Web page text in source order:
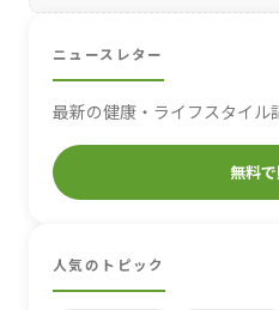
ニュースレター
最新の健康・ライフスタイル
無料
人気のトピック